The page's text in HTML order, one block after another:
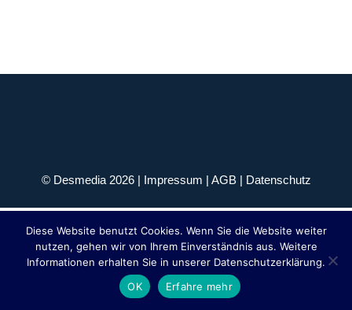
© Desmedia 2026 | Impressum | AGB | Datenschutz
Diese Website benutzt Cookies. Wenn Sie die Website weiter
nutzen, gehen wir von Ihrem Einverständnis aus. Weitere
Informationen erhalten Sie in unserer Datenschutzerklärung.
OK
Erfahre mehr